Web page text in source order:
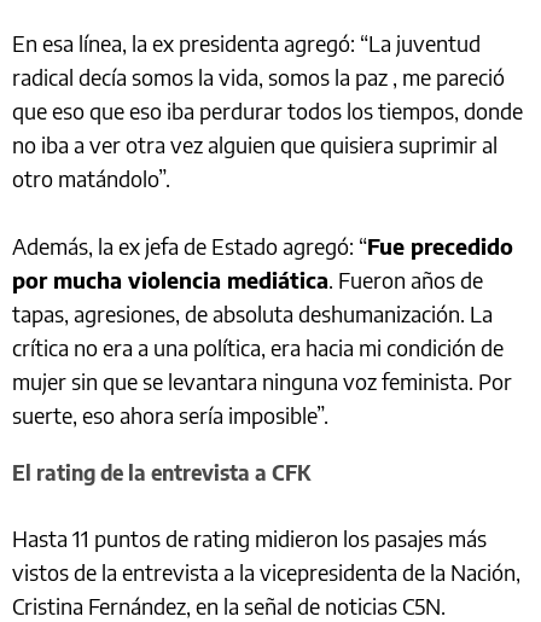
En esa línea, la ex presidenta agregó: “La juventud
radical decía somos la vida, somos la paz , me pareció
que eso que eso iba perdurar todos los tiempos, donde
no iba a ver otra vez alguien que quisiera suprimir al
otro matándolo”.
Además, la ex jefa de Estado agregó: “Fue precedido
por mucha violencia mediática. Fueron años de
tapas, agresiones, de absoluta deshumanización. La
crítica no era a una política, era hacia mi condición de
mujer sin que se levantara ninguna voz feminista. Por
suerte, eso ahora sería imposible”.
El rating de la entrevista a CFK
Hasta 11 puntos de rating midieron los pasajes más
vistos de la entrevista a la vicepresidenta de la Nación,
Cristina Fernández, en la señal de noticias C5N.